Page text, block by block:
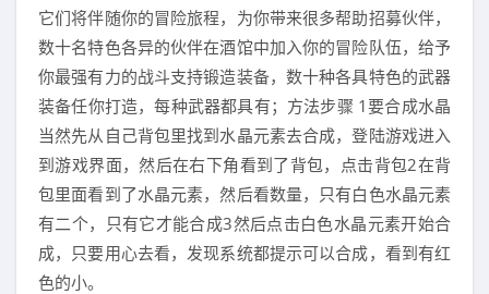
它们将伴随你的冒险旅程，为你带来很多帮助招募伙伴，
数十名特色各异的伙伴在酒馆中加入你的冒险队伍，给予
你最强有力的战斗支持锻造装备，数十种各具特色的武器
装备任你打造，每种武器都具有；方法步骤 1要合成水晶
当然先从自己背包里找到水晶元素去合成，登陆游戏进入
到游戏界面，然后在右下角看到了背包，点击背包2在背
包里面看到了水晶元素，然后看数量，只有白色水晶元素
有二个，只有它才能合成3然后点击白色水晶元素开始合
成，只要用心去看，发现系统都提示可以合成，看到有红
色的小。